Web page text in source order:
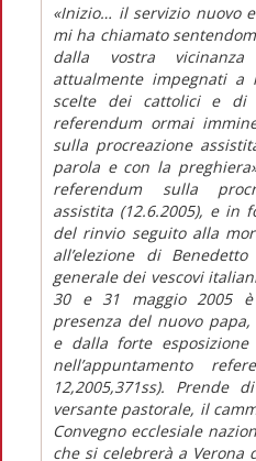
«Inizio… il servizio nuovo
mi ha chiamato
dalla vostra
attualmente impegnati
scelte dei cattolici e
referendum ormai
sulla procreazione
parola e con la
referendum sulla
assistita (12.6.2005), e in
del rinvio seguito alla
all’elezione di
generale dei vescovi
30 e 31 maggio 2005
presenza del nuovo
e dalla forte esposizione
nell’appuntamento
12,2005,371ss). Prende
versante pastorale, il
Convegno ecclesiale
che si celebrerà a Verona